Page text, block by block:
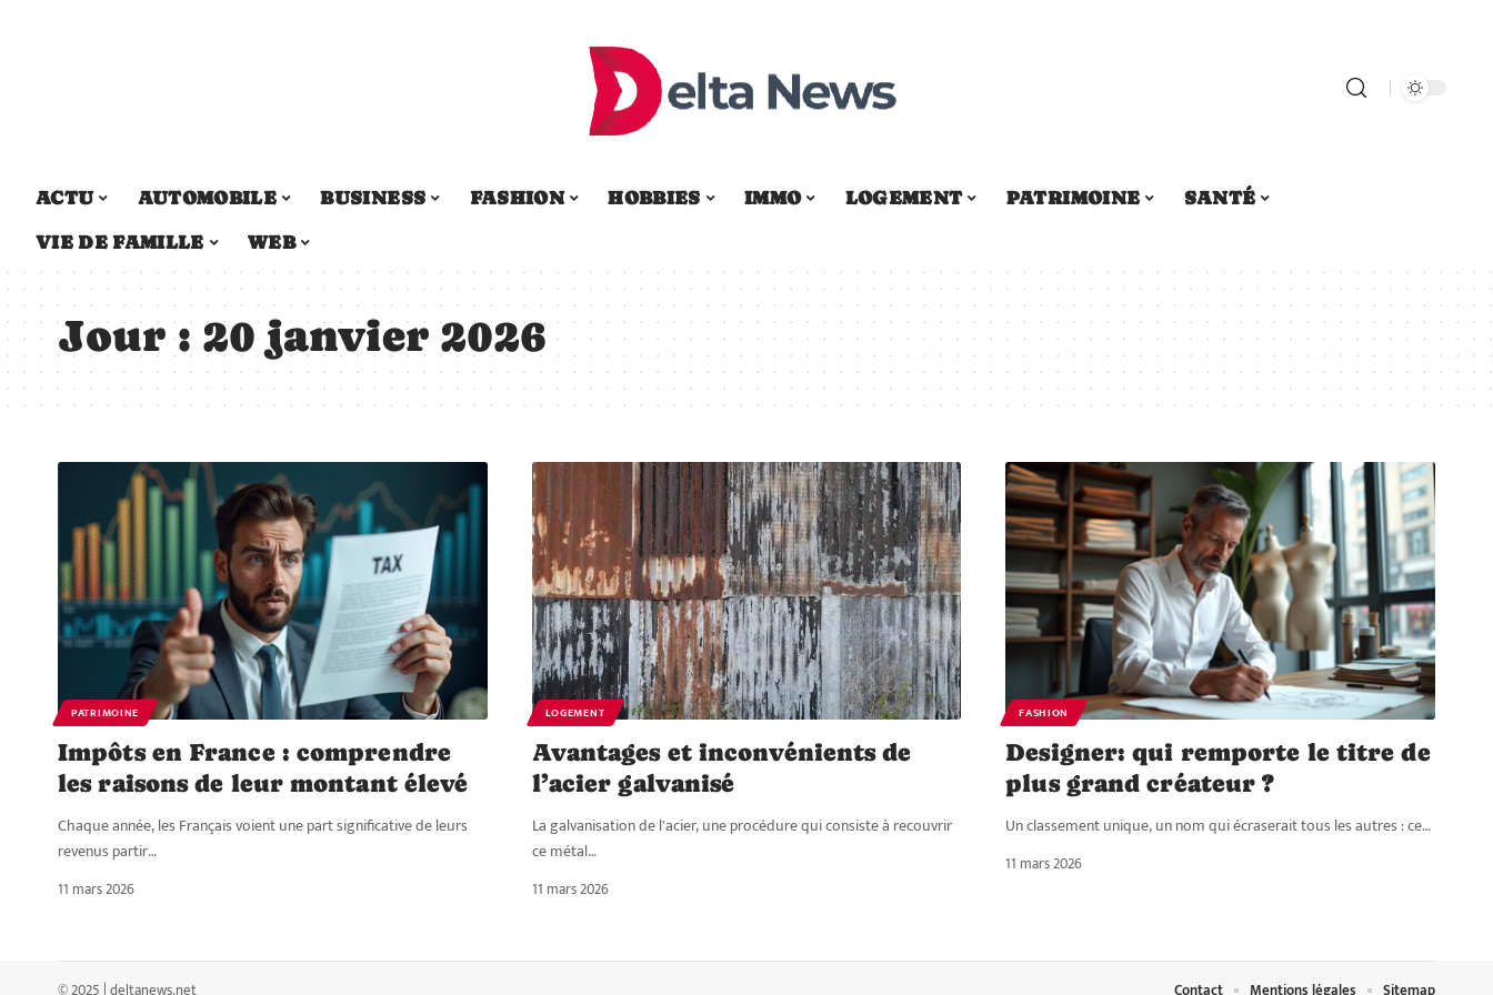
ACTU AUTOMOBILE BUSINESS FASHION HOBBIES IMMO LOGEMENT PATRIMOINE
SANTÉ
VIE DE FAMILLE
WEB
Jour : 20 janvier 2026
PATRIMOINE
Impôts en France : comprendre
les raisons de leur montant élevé
Chaque année, les Français voient une part significative de leurs
revenus partir…
11 mars 2026
LOGEMENT
Avantages et inconvénients de
l’acier galvanisé
La galvanisation de l'acier, une procédure qui consiste à recouvrir
ce métal…
11 mars 2026
FASHION
Designer: qui remporte le titre de
plus grand créateur ?
Un classement unique, un nom qui écraserait tous les autres : ce…
11 mars 2026